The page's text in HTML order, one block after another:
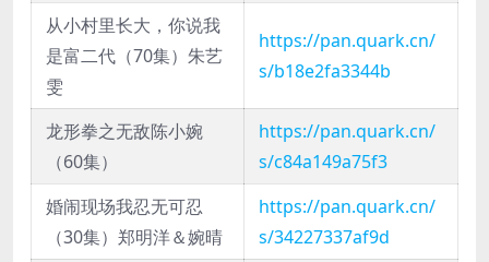
从小村里长大，你说我
是富二代（70集）朱艺
雯
https://pan.quark.cn/
s/b18e2fa3344b
龙形拳之无敌陈小婉
（60集）
https://pan.quark.cn/
s/c84a149a75f3
婚闹现场我忍无可忍
（30集）郑明洋＆婉晴
https://pan.quark.cn/
s/34227337af9d